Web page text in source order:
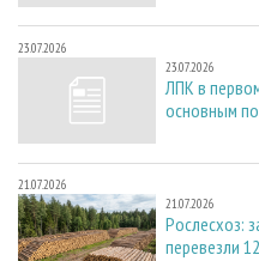
23.07.2026
23.07.2026
ЛПК в
основным
21.07.2026
21.07.2026
Рослесхоз:
перевезли